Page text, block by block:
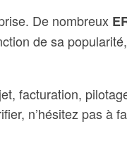
De nombreux
de sa
facturation,
n’hésitez pas à